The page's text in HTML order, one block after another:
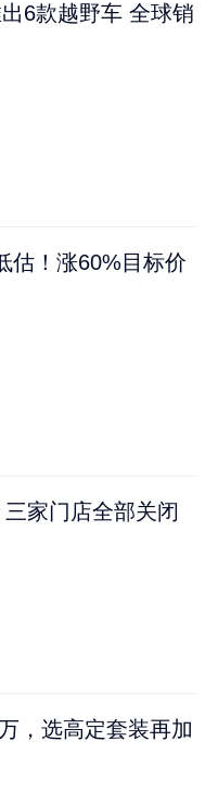
6款越野车 全球销
估！涨60%目标价
家门店全部关闭
，选高定套装再加